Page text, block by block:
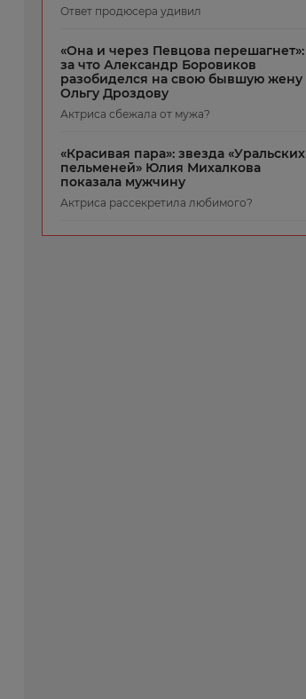
Ответ продюсера удивил
«Она и через Певцова перешагнет»:
за что Александр Боровиков
разобиделся на свою бывшую жену
Ольгу Дроздову
Актриса сбежала от мужа?
«Красивая пара»: звезда «Уральских
пельменей» Юлия Михалкова
показала мужчину
Актриса рассекретила любимого?